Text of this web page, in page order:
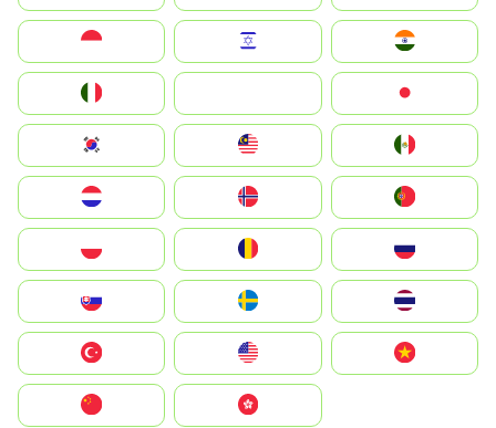
South Korea
United States
中國香港特別行政區